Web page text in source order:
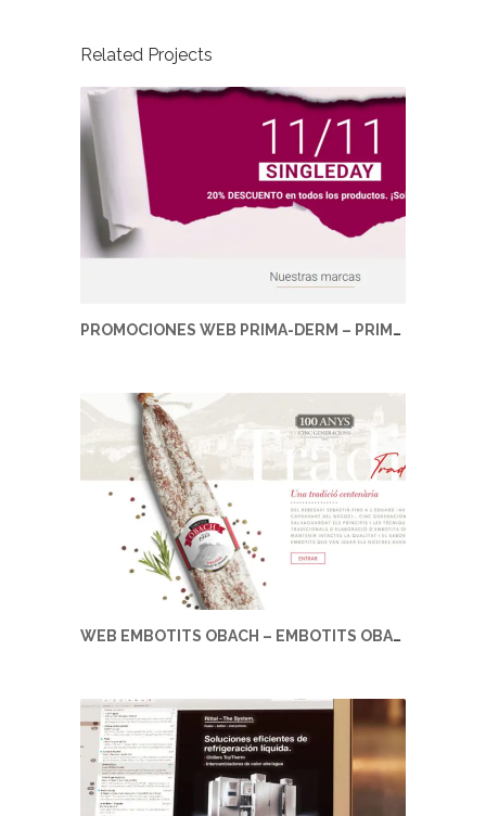
Related Projects
PROMOCIONES WEB PRIMA-DERM – PRIMA-DERM
WEB EMBOTITS OBACH – EMBOTITS OBACH